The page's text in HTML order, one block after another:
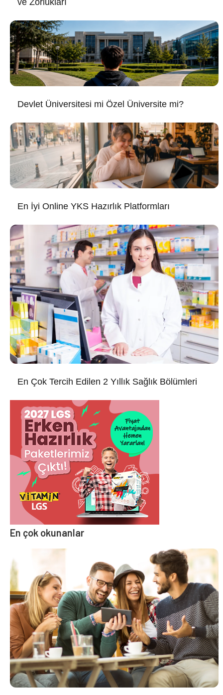
Devlet Üniversitesi mi Özel Üniversite mi?
En İyi Online YKS Hazırlık Platformları
En Çok Tercih Edilen 2 Yıllık Sağlık Bölümleri
En çok okunanlar